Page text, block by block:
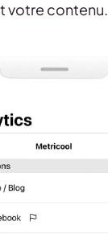
votre contenu.